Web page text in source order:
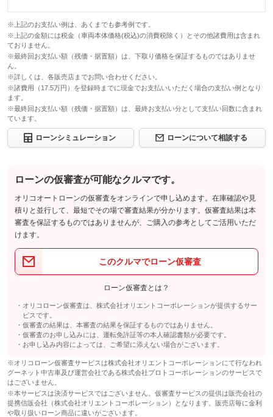
※上記のお支払い例は、あくまでも参考例です。
※上記の金額には税金（車両本体価格(税込)の消費税除く）とその他諸費用は含まれ
ておりません。
※最終回お支払い額（残価・据置額）は、下取り価格を保証するものではありませ
ん。
※詳しくは、各販売店までお問い合わせください。
※諸費用（17.5万円）を登録時までに現金でお支払いいただく場合の支払い例となり
ます。
※最終回お支払い額（残価・据置額）は、最終お支払い分として支払い回数に含まれ
ています。
ローンシミュレーション ローンについて相談する
ローンの仮審査が可能なクルマです。
オリコオートローンの仮審査をオンラインで申し込めます。在庫確認や見
積りと並行して、最短でその場で審査結果が分かります。仮審査結果は本
審査を保証するものではありませんが、ご購入の参考としてご活用いただ
けます。
このクルマでローン仮審査
ローン仮審査とは？
オリコローン仮審査は、株式会社オリエントコーポレーションが提供するサー
ビスです。
仮審査の結果は、本審査の結果を保証するものではありません。
仮審査のお申し込みには、運転免許証等の本人確認書類が必要です。
お申し込み内容によっては、ご希望に添えない場合がございます。
※オリコローン仮審査サービスは株式会社オリエントコーポレーションにて行なわれ
グーネット中古車及び運営会社である株式会社プロトコーポレーションのサービスで
はございません。
※本サービスは決済サービスではございません。仮審査サービスの提供は販売会社の
提携信販会社（株式会社オリエントコーポレーション）となります。販売店毎に金利
や取り扱いローン商品に違いがございます。